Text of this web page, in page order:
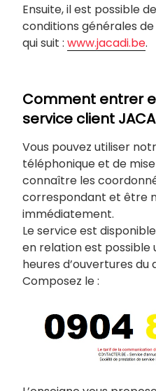
Ensuite, il est possible
conditions générales
qui suit : www.jacadi.be.
Comment entrer
service client
Vous pouvez utiliser
téléphonique et de
connaître les
correspondant et être
immédiatement.
Le service est
en relation est possible
heures d’ouvertures du
Composez le :